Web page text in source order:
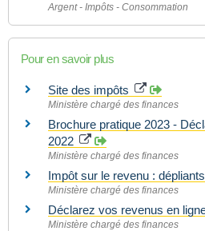
Argent - Impôts - Consommation
Pour en savoir plus
Site des impôts
Ministère chargé des finances
Brochure pratique 2023 -
2022
Ministère chargé des finances
Impôt sur le revenu :
Ministère chargé des finances
Déclarez vos revenus en
Ministère chargé des finances